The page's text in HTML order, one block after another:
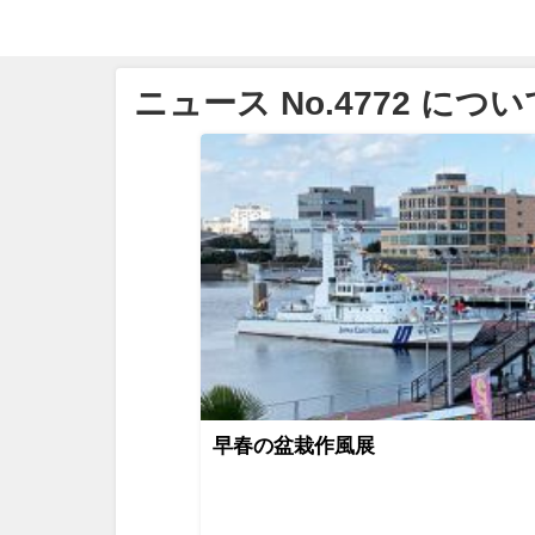
ニュース No.4772 につい
早春の盆栽作風展